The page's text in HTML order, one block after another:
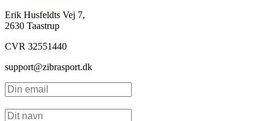
Erik Husfeldts Vej 7,
2630 Taastrup
CVR 32551440
support@zibrasport.dk